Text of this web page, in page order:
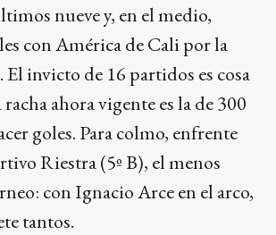
nueve y, en el medio,
con América de Cali por la
El invicto de 16 partidos es cosa
ahora vigente es la de 300
goles. Para colmo, enfrente
Riestra (5º B), el menos
con Ignacio Arce en el arco,
tantos.